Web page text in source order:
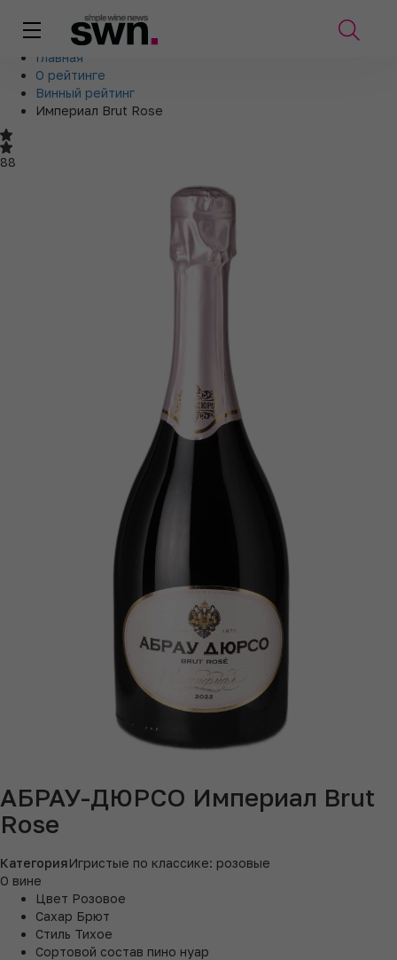
Главная
О рейтинге
Винный рейтинг
Империал Brut Rose
88
АБРАУ-ДЮРСО Империал Brut
Rose
КатегорияИгристые по классике: розовые
О вине
Цвет Розовое
Сахар Брют
Стиль Тихое
Сортовой состав пино нуар